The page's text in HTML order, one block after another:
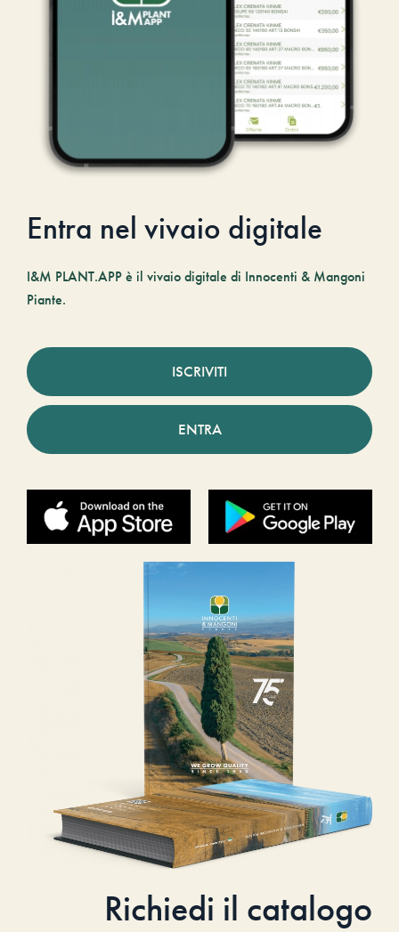
Entra nel vivaio digitale
I&M PLANT.APP è il vivaio digitale di Innocenti & Mangoni
Piante.
ISCRIVITI
ENTRA
Richiedi il catalogo